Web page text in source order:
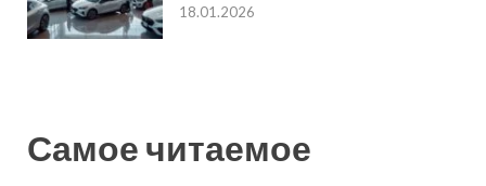
18.01.2026
Самое читаемое